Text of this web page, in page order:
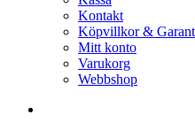
Kontakt
Köpvillkor &
Mitt konto
Varukorg
Webbshop